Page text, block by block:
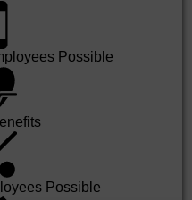
Possible
Possible